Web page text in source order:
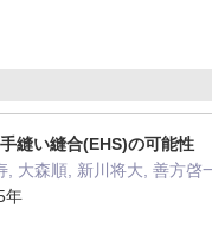
縫い縫合(EHS)の可能性
大森順, 新川将大, 善方
年